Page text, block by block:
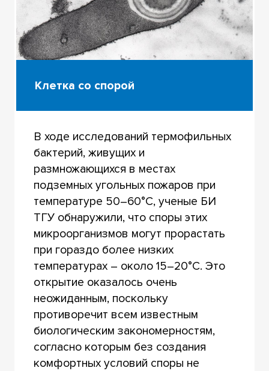
Клетка со спорой
В ходе исследований термофильных
бактерий, живущих и
размножающихся в местах
подземных угольных пожаров при
температуре 50–60°С, ученые БИ
ТГУ обнаружили, что споры этих
микроорганизмов могут прорастать
при гораздо более низких
температурах – около 15–20°С. Это
открытие оказалось очень
неожиданным, поскольку
противоречит всем известным
биологическим закономерностям,
согласно которым без создания
комфортных условий споры не